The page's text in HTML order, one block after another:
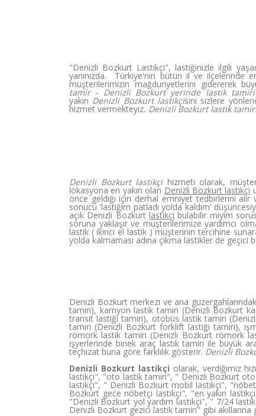
"Denizli Bozkurt Lastikçi", lastiğinizle ilgili
yanınızda. Türkiye'nin bütün il ve ilçelerinde
müşterilerimizin mağduriyetlerini gidererek
tamir- Denizli Bozkurt yerinde lastik tamiri
yakın Denizli Bozkurt lastikçisini sizlere
hizmet vermekteyiz. Denizli Bozkurt lastik
Denizli Bozkurt lastikçihizmeti olarak,
lokasyona en yakın olan Denizli Bozkurt lastikçi
önce geldiği için derhal emniyet tedbirlerini
sonucu 'lastiğim patladı yolda kaldım'
açık Denizli Bozkurtlastikçi bulabilir miyim
soruna yaklaşır ve müşterilerimize yardımcı
lastik ( ikinci el lastik ) müşterinin tercihine
yolda kalmaması adına çıkma lastikler de geçici
Denizli Bozkurt merkezi ve ana
tamiri), kamyon lastik tamiri (Denizli Bozkurt
transit lastiği tamiri), otobüs lastik tamiri
tamiri (Denizli Bozkurt forklift lastiği tamiri),
römork lastik tamiri (Denizli Bozkurt römork
işyerlerinde binek araç lastik tamiri ile büyük
teçhizat buna göre farklılık gösterir. Denizli
Denizli Bozkurt lastikçi olarak, verdiğimiz
lastikçi", "oto lastik tamiri", " Denizli Bozkurt oto
lastikçi", " Denizli Bozkurt mobil lastikçi",
Bozkurt gece nöbetçi lastikçi", "en yakın
"Denizli Bozkurt yol yardım lastikçi", " 7/24
Denizli Bozkurt gezici lastik tamiri" gibi